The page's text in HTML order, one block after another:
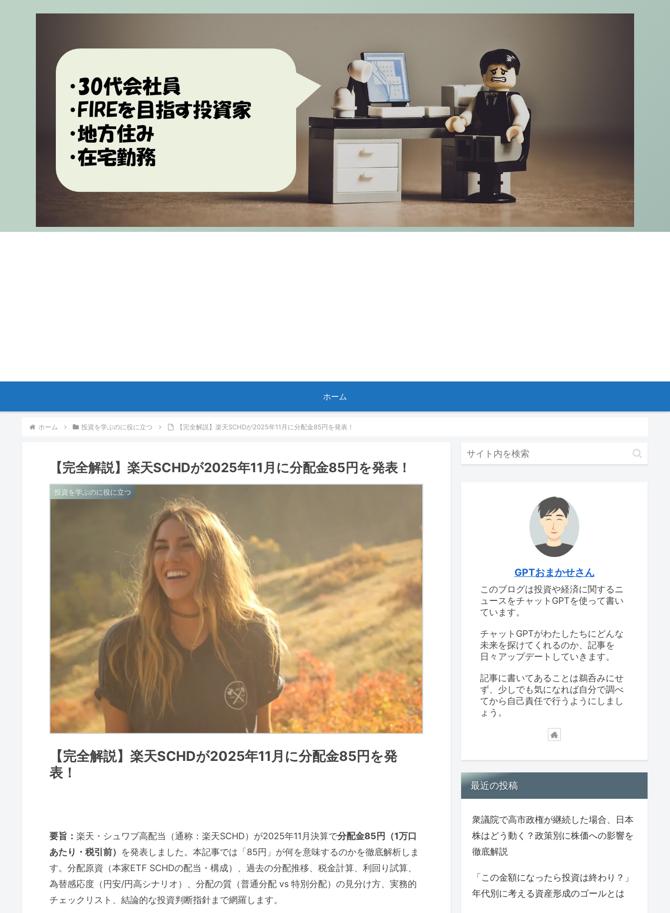
ホーム
ホーム 投資を学ぶのに役に立つ 【完全解説】楽天SCHDが2025年11月に分配金85円を発表！
【完全解説】楽天SCHDが2025年11月に分配金85円を発表！
投資を学ぶのに役に立つ
【完全解説】楽天SCHDが2025年11月に分配金85円を発
表！
要旨： 楽天・シュワブ高配当（通称：楽天SCHD）が2025年11月決算で分配金85円（1万口
あたり・税引前） を発表しました。本記事では「85円」が何を意味するのかを徹底解析しま
す。分配原資（本家ETF SCHDの配当・構成）、過去の分配推移、税金計算、利回り試算、
為替感応度（円安/円高シナリオ）、分配の質（普通分配 vs 特別分配）の見分け方、実務的
チェックリスト、結論的な投資判断指針まで網羅します。
GPTおまかせさん
このブログは投資や経済に関するニ
ュースをチャットGPTを使って書い
ています。
チャットGPTがわたしたちにどんな
未来を探けてくれるのか、記事を
日々アップデートしていきます。
記事に書いてあることは鵜呑みにせ
ず、少しでも気になれば自分で調べ
てから自己責任で行うようにしまし
ょう。
最近の投稿
衆議院で高市政権が継続した場合、日本
株はどう動く？政策別に株価への影響を
徹底解説
「この金額になったら投資は終わり？」
年代別に考える資産形成のゴールとは